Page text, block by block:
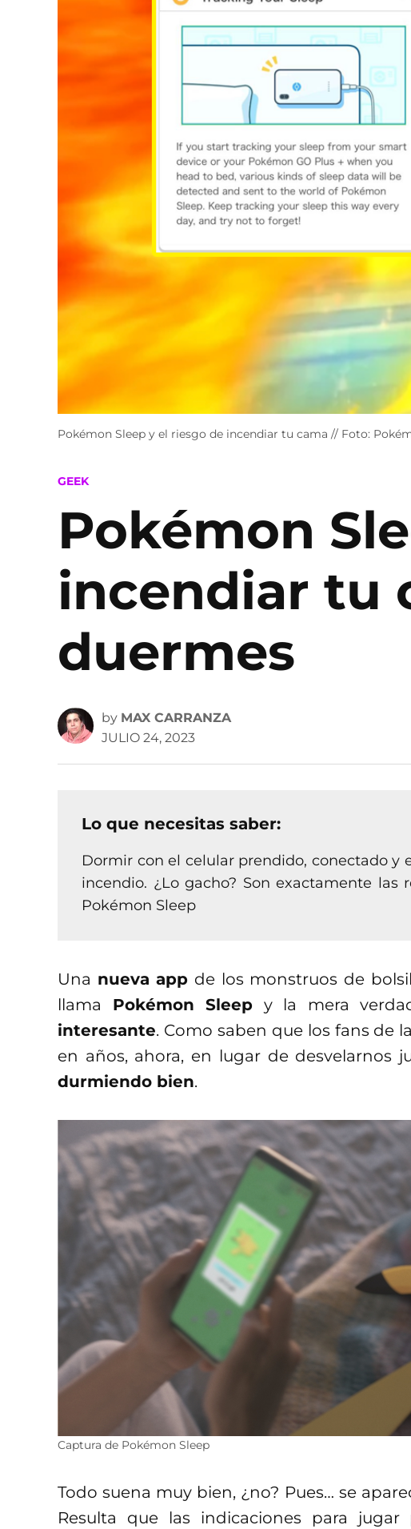
Pokémon Sleep y el riesgo de incendiar tu cama // Foto:
POSTED
GEEK
Pokémon
incendiar tu
duermes
by MAX CARRANZA
JULIO 24, 2023
Lo que necesitas saber:
Dormir con el celular prendido, conectado y
incendio. ¿Lo gacho? Son exactamente
Pokémon Sleep
Una nueva app de los monstruos de
llama Pokémon Sleep y la mera
interesante. Como saben que los fans de
en años, ahora, en lugar de desvelarnos
durmiendo bien.
Captura de Pokémon Sleep
Todo suena muy bien, ¿no? Pues… se
Resulta que las indicaciones para jugar